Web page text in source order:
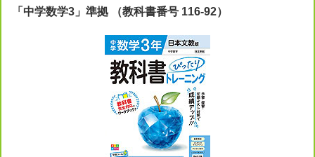
「中学数学3」準拠 （教科書番号 116-92）